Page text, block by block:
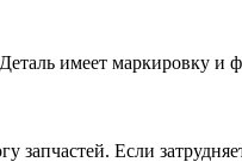
имеет маркировку и
запчастей. Если